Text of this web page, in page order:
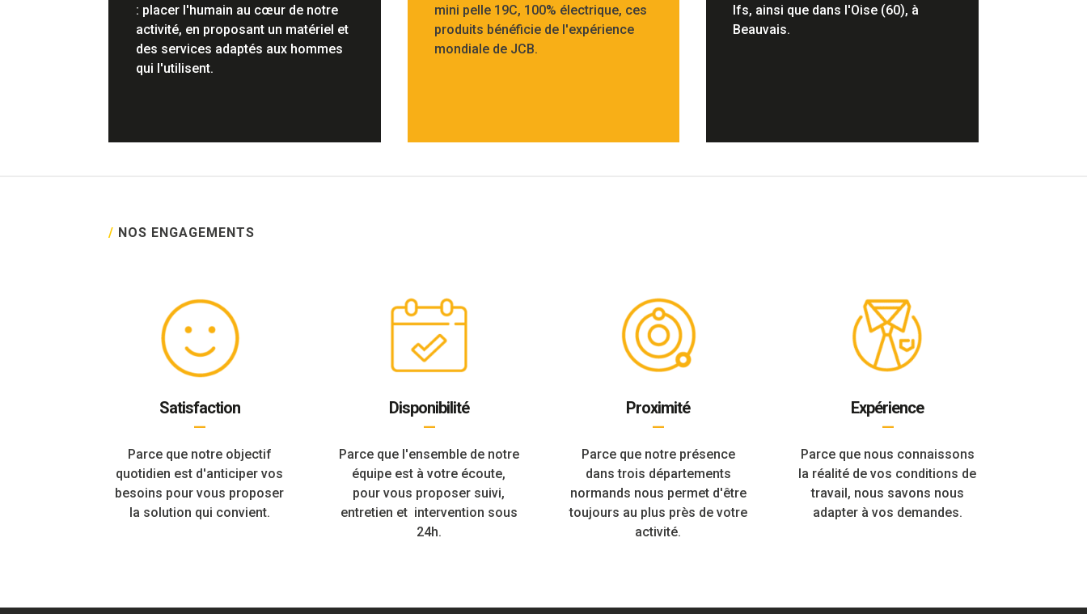
: placer l'humain au cœur de notre
activité, en proposant un matériel et
des services adaptés aux hommes
qui l'utilisent.
mini pelle 19C, 100% électrique, ces
produits bénéficie de l'expérience
mondiale de JCB.
Ifs, ainsi que dans l'Oise (60), à
Beauvais.
/ NOS ENGAGEMENTS
Satisfaction
—
Parce que notre objectif
quotidien est d'anticiper vos
besoins pour vous proposer
la solution qui convient.
Disponibilité
—
Parce que l'ensemble de notre
équipe est à votre écoute,
pour vous proposer suivi,
entretien et intervention sous
24h.
Proximité
—
Parce que notre présence
dans trois départements
normands nous permet d'être
toujours au plus près de votre
activité.
Expérience
—
Parce que nous connaissons
la réalité de vos conditions de
travail, nous savons nous
adapter à vos demandes.